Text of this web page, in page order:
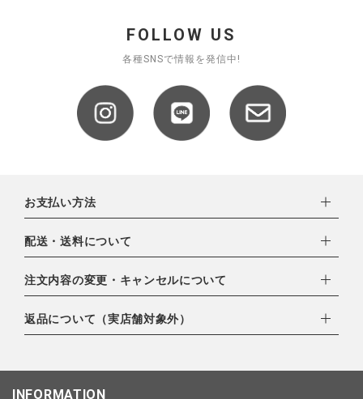
ショップリスト
FOLLOW US
各種SNSで情報を発信中!
お支払い方法
下記お支払い方法よりお選びいただけます。
・クレジットカード（VISA,mastercard,JCB,AMERICAN
EXPRESS,Diners Club）
・amazonペイメント
・楽天ペイ
・PayPay
配送・送料について
配達業者：日本郵便
北海道：1,400円
注文内容の変更・キャンセルについて
ご注文日当日から翌日のAM9:00までにご連絡頂いた場合はキャ
ンセルは可能です。
します。
返品について（実店舗対象外）
こちら よりご依頼ください。
INFORMATION